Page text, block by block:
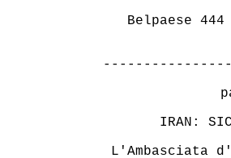
Belpaese
L'Ambasciata